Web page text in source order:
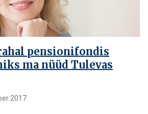
pensionifondis
ma nüüd Tulevas
2017